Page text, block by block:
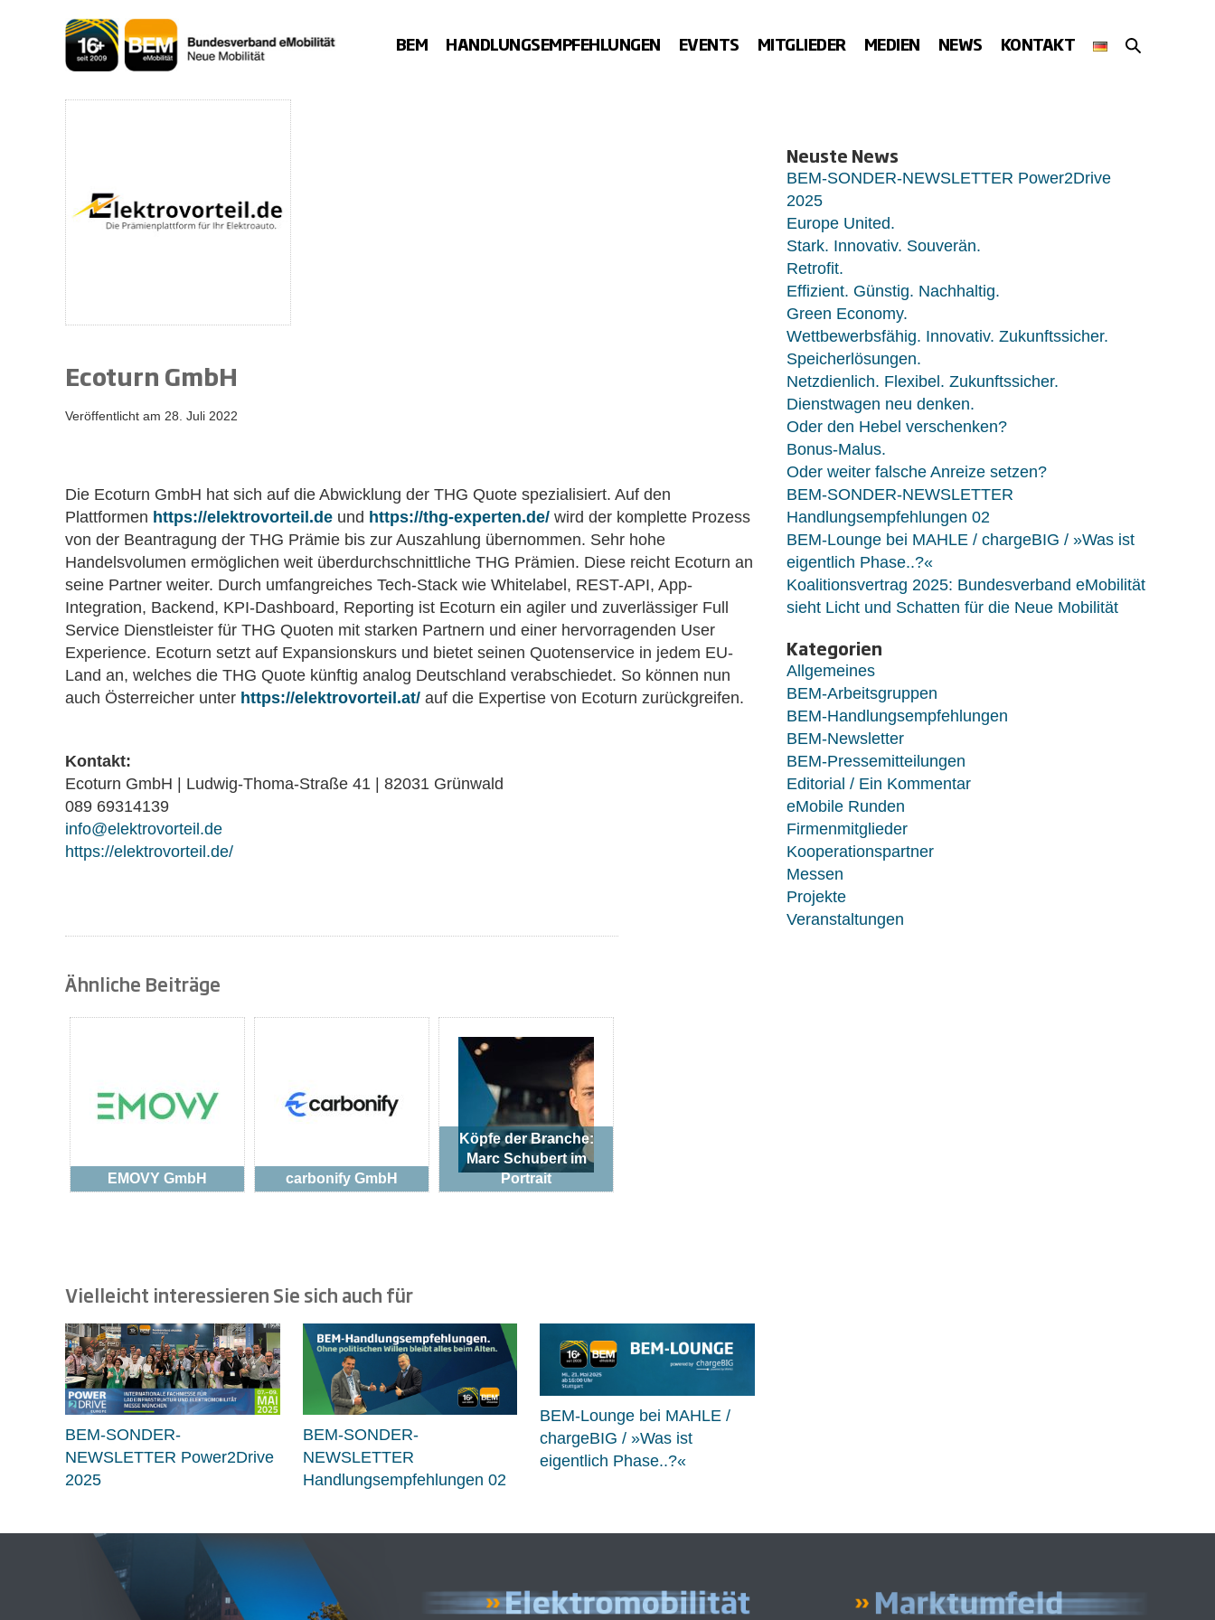
BEM HANDLUNGSEMPFEHLUNGEN EVENTS MITGLIEDER MEDIEN NEWS KONTAKT
SUCHE-
Ecoturn GmbH
Veröffentlicht am 28. Juli 2022
Die Ecoturn GmbH hat sich auf die Abwicklung der THG Quote spezialisiert. Auf den
Plattformen https://elektrovorteil.de und https://thg-experten.de/ wird der komplette Prozess
von der Beantragung der THG Prämie bis zur Auszahlung übernommen. Sehr hohe
Handelsvolumen ermöglichen weit überdurchschnittliche THG Prämien. Diese reicht Ecoturn an
seine Partner weiter. Durch umfangreiches Tech-Stack wie Whitelabel, REST-API, App-
Integration, Backend, KPI-Dashboard, Reporting ist Ecoturn ein agiler und zuverlässiger Full
Service Dienstleister für THG Quoten mit starken Partnern und einer hervorragenden User
Experience. Ecoturn setzt auf Expansionskurs und bietet seinen Quotenservice in jedem EU-
Land an, welches die THG Quote künftig analog Deutschland verabschiedet. So können nun
auch Österreicher unter https://elektrovorteil.at/ auf die Expertise von Ecoturn zurückgreifen.
Kontakt:
Ecoturn GmbH | Ludwig-Thoma-Straße 41 | 82031 Grünwald
089 69314139
info@elektrovorteil.de
https://elektrovorteil.de/
Ähnliche Beiträge
EMOVY GmbH carbonify GmbH
Köpfe der Branche:
Marc Schubert im
Portrait
Vielleicht interessieren Sie sich auch für
BEM-SONDER-
NEWSLETTER Power2Drive
2025
BEM-SONDER-
NEWSLETTER
Handlungsempfehlungen 02
BEM-Lounge bei MAHLE /
chargeBIG / »Was ist
eigentlich Phase..?«
Neuste News
BEM-SONDER-NEWSLETTER Power2Drive
2025
Europe United.
Stark. Innovativ. Souverän.
Retrofit.
Effizient. Günstig. Nachhaltig.
Green Economy.
Wettbewerbsfähig. Innovativ. Zukunftssicher.
Speicherlösungen.
Netzdienlich. Flexibel. Zukunftssicher.
Dienstwagen neu denken.
Oder den Hebel verschenken?
Bonus-Malus.
Oder weiter falsche Anreize setzen?
BEM-SONDER-NEWSLETTER
Handlungsempfehlungen 02
BEM-Lounge bei MAHLE / chargeBIG / »Was ist
eigentlich Phase..?«
Koalitionsvertrag 2025: Bundesverband eMobilität
sieht Licht und Schatten für die Neue Mobilität
Kategorien
Allgemeines
BEM-Arbeitsgruppen
BEM-Handlungsempfehlungen
BEM-Newsletter
BEM-Pressemitteilungen
Editorial / Ein Kommentar
eMobile Runden
Firmenmitglieder
Kooperationspartner
Messen
Projekte
Veranstaltungen